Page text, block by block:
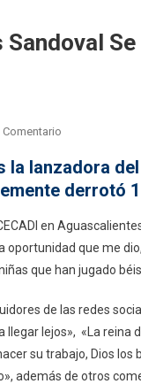
Comentario
Carabobeña
Francys
Se
Destaca
En
Premundial
De
Béisbol
U12
lanzadora
derrotó
en
oportunidad que me
que han jugado
de las redes
lejos», «La reina
su trabajo, Dios
además de otros